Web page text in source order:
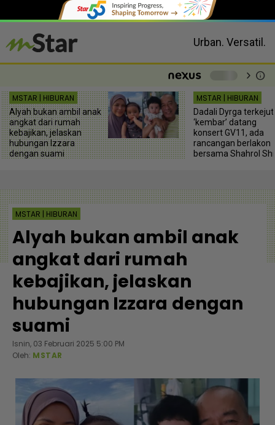
Urban. Versatil.
chevron_right info
MSTAR | HIBURAN
Alyah bukan ambil anak
angkat dari rumah
kebajikan, jelaskan
hubungan Izzara
dengan suami
MSTAR | HIBURAN
Dadali Dyrga terkejut
‘kembar’ datang
konsert GV11, ada
rancangan berlakon
bersama Shahrol
MSTAR | HIBURAN
Alyah bukan ambil anak
angkat dari rumah
kebajikan, jelaskan
hubungan Izzara dengan
suami
Isnin, 03 Februari 2025 5:00 PM
Oleh: MSTAR